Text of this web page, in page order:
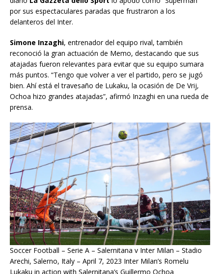
por sus espectaculares paradas que frustraron a los
delanteros del Inter.
Simone Inzaghi, entrenador del equipo rival, también
reconoció la gran actuación de Memo, destacando que sus
atajadas fueron relevantes para evitar que su equipo sumara
más puntos. “Tengo que volver a ver el partido, pero se jugó
bien. Ahí está el travesaño de Lukaku, la ocasión de De Vrij,
Ochoa hizo grandes atajadas”, afirmó Inzaghi en una rueda de
prensa.
Soccer Football – Serie A – Salernitana v Inter Milan – Stadio
Arechi, Salerno, Italy – April 7, 2023 Inter Milan’s Romelu
Lukaku in action with Salernitana’s Guillermo Ochoa